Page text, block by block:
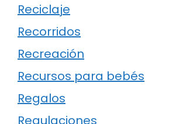
Reciclaje
Recorridos
Recreación
Recursos para bebés
Regalos
Regulaciones